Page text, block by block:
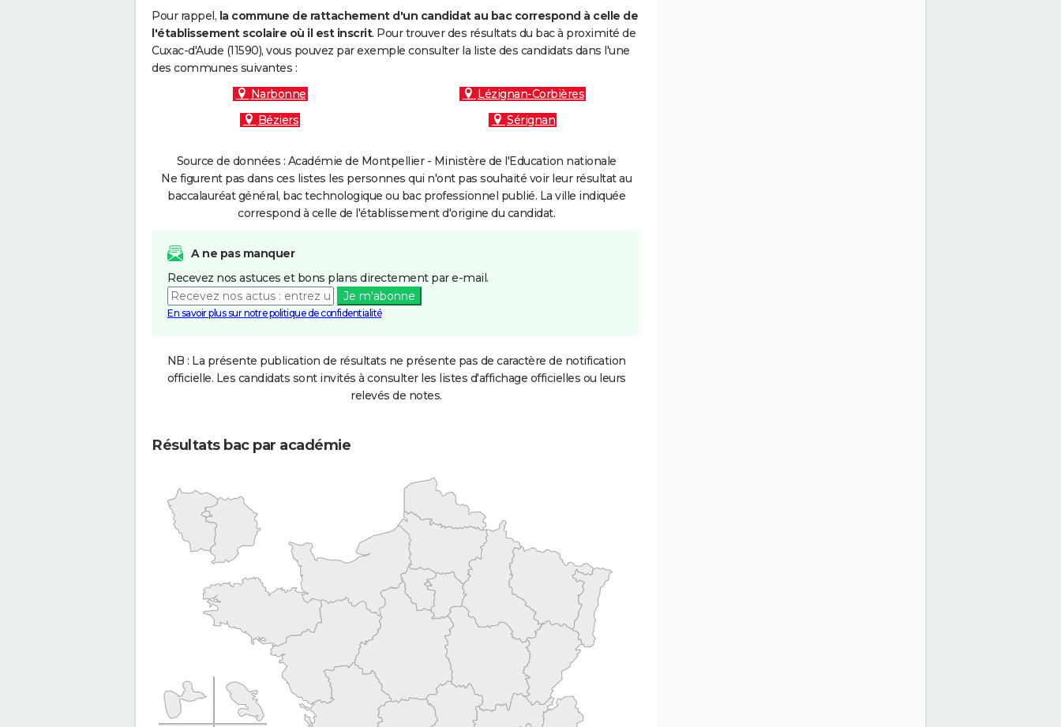
Pour rappel, la commune de rattachement d'un candidat au bac correspond à celle de
l'établissement scolaire où il est inscrit. Pour trouver des résultats du bac à proximité de
Cuxac-d'Aude (11590), vous pouvez par exemple consulter la liste des candidats dans l'une
des communes suivantes :
Narbonne
Lézignan-Corbières
Béziers
Sérignan
Source de données : Académie de Montpellier - Ministère de l'Education nationale
Ne figurent pas dans ces listes les personnes qui n'ont pas souhaité voir leur résultat au
baccalauréat général, bac technologique ou bac professionnel publié. La ville indiquée
correspond à celle de l'établissement d'origine du candidat.
A ne pas manquer
Recevez nos astuces et bons plans directement par e-mail.
Je m'abonne
En savoir plus sur notre politique de confidentialité
NB : La présente publication de résultats ne présente pas de caractère de notification
officielle. Les candidats sont invités à consulter les listes d'affichage officielles ou leurs
relevés de notes.
Résultats bac par académie